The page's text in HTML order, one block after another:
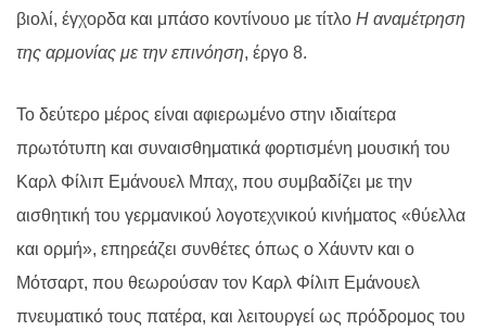
βιολί, έγχορδα και μπάσο κοντίνουο με τίτλο Η αναμέτρηση
της αρμονίας με την επινόηση, έργο 8.
Το δεύτερο μέρος είναι αφιερωμένο στην ιδιαίτερα
πρωτότυπη και συναισθηματικά φορτισμένη μουσική του
Καρλ Φίλιπ Εμάνουελ Μπαχ, που συμβαδίζει με την
αισθητική του γερμανικού λογοτεχνικού κινήματος «θύελλα
και ορμή», επηρεάζει συνθέτες όπως ο Χάυντν και ο
Μότσαρτ, που θεωρούσαν τον Καρλ Φίλιπ Εμάνουελ
πνευματικό τους πατέρα, και λειτουργεί ως πρόδρομος του